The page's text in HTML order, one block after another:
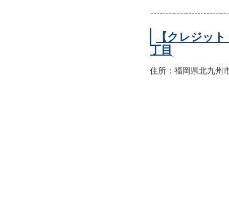
【クレジッ
丁目
住所：福岡県北九州